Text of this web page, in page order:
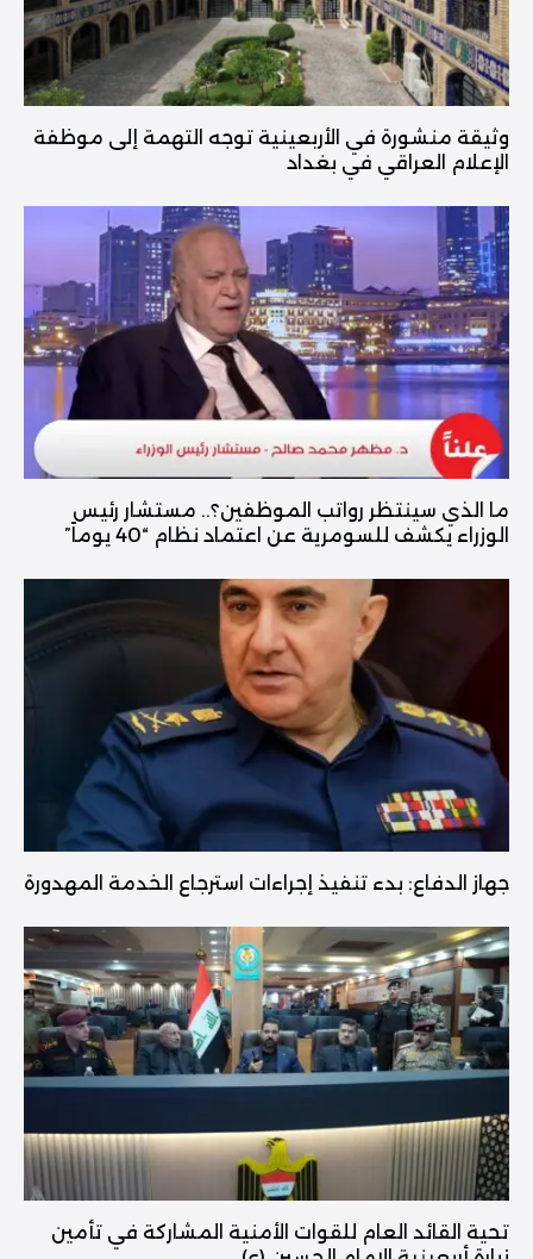
وثيقة منشورة في الأربعينية توجه التهمة إلى موظفة
الإعلام العراقي في بغداد
ما الذي سينتظر رواتب الموظفين؟.. مستشار رئيس
الوزراء يكشف للسومرية عن اعتماد نظام “40 يوماً”
جهاز الدفاع: بدء تنفيذ إجراءات استرجاع الخدمة المهدورة
تحية القائد العام للقوات الأمنية المشاركة في تأمين